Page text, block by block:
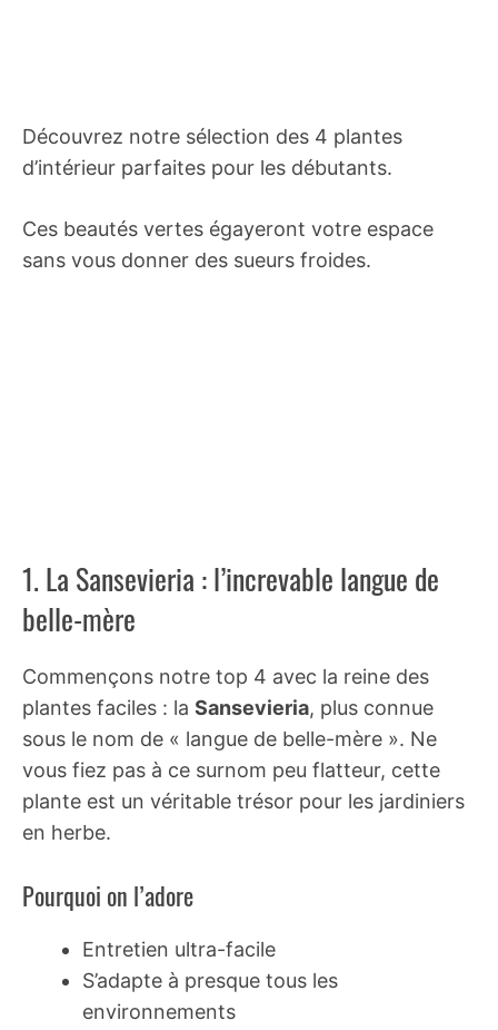
Découvrez notre sélection des 4 plantes
d’intérieur parfaites pour les débutants.
Ces beautés vertes égayeront votre espace
sans vous donner des sueurs froides.
1. La Sansevieria : l’increvable langue de
belle-mère
Commençons notre top 4 avec la reine des
plantes faciles : la Sansevieria, plus connue
sous le nom de « langue de belle-mère ». Ne
vous fiez pas à ce surnom peu flatteur, cette
plante est un véritable trésor pour les jardiniers
en herbe.
Pourquoi on l’adore
Entretien ultra-facile
S’adapte à presque tous les
environnements